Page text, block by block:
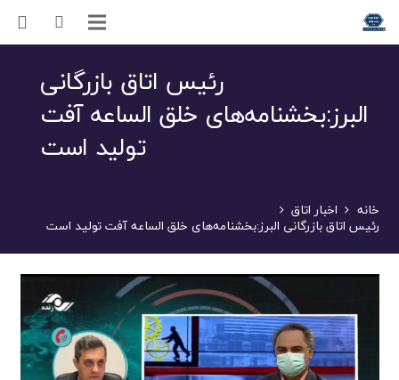
رئیس اتاق بازرگانی
البرز:بخشنامه‌های خلق الساعه آفت
تولید است
خانه اخبار اتاق
رئیس اتاق بازرگانی البرز:بخشنامه‌های خلق الساعه آفت تولید است